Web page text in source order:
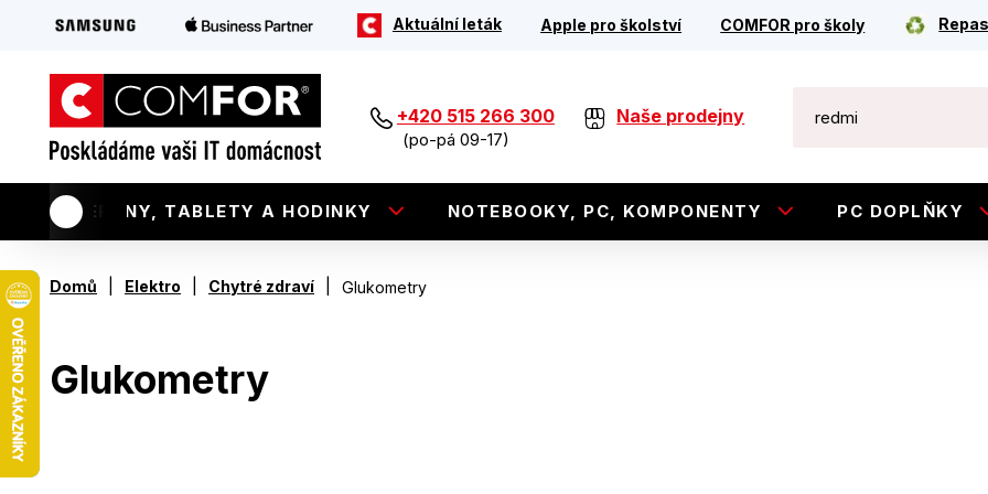
Aktuální leták Apple pro školství COMFOR pro školy
+420 515 266 300
(po-pá 09-17)
Naše prodejny
TELEFONY, TABLETY A HODINKY NOTEBOOKY, PC, KOMPONENTY PC DOPLŇKY
Domů Elektro Chytré zdraví Glukometry
Glukometry